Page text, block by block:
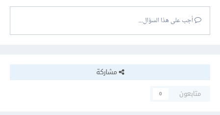
أجب على هذا السؤال...
مشاركة
متابعون
0